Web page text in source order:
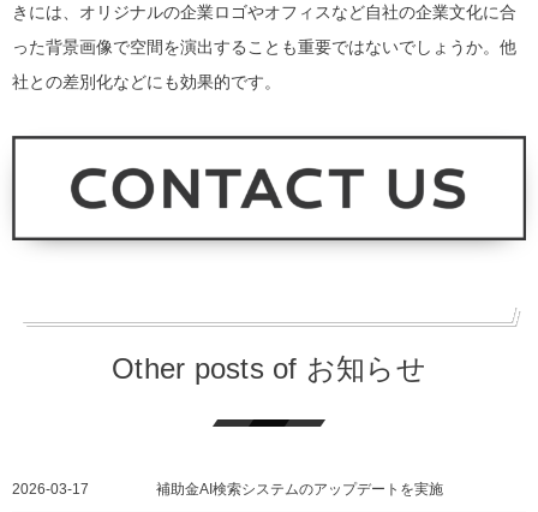
きには、オリジナルの企業ロゴやオフィスなど自社の企業文化に合
った背景画像で空間を演出することも重要ではないでしょうか。他
社との差別化などにも効果的です。
Other posts of お知らせ
2026-03-17 補助金AI検索システムのアップデートを実施